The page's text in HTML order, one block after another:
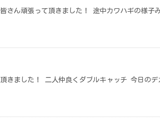
さん頑張って頂きました！ 途中カワハギの様子
きました！ 二人仲良くダブルキャッチ 今日の